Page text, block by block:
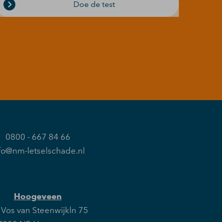
Doe de test
0800 - 667 84 66
letselschade.nl
Hoogeveen
van Steenwijkln 75